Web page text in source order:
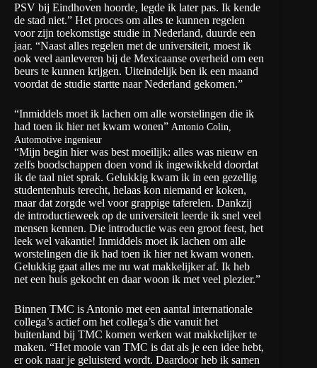
PSV bij Eindhoven hoorde, legde ik later pas. Ik kende
de stad niet.” Het proces om alles te kunnen regelen
voor zijn toekomstige studie in Nederland, duurde een
jaar. “Naast alles regelen met de universiteit, moest ik
ook veel aanleveren bij de Mexicaanse overheid om een
beurs te kunnen krijgen. Uiteindelijk ben ik een maand
voordat de studie startte naar Nederland gekomen.”
“Inmiddels moet ik lachen om alle worstelingen die ik
had toen ik hier net kwam wonen” Antonio Colin,
Automotive ingenieur
“Mijn begin hier was best moeilijk: alles was nieuw en
zelfs boodschappen doen vond ik ingewikkeld doordat
ik de taal niet sprak. Gelukkig kwam ik in een gezellig
studentenhuis terecht, helaas kon niemand er koken,
maar dat zorgde wel voor grappige taferelen. Dankzij
de introductieweek op de universiteit leerde ik snel veel
mensen kennen. Die introductie was een groot feest, het
leek wel vakantie! Inmiddels moet ik lachen om alle
worstelingen die ik had toen ik hier net kwam wonen.
Gelukkig gaat alles me nu wat makkelijker af. Ik heb
net een huis gekocht en daar woon ik met veel plezier.”
Binnen TMC is Antonio met een aantal internationale
collega’s actief om het collega’s die vanuit het
buitenland bij TMC komen werken wat makkelijker te
maken. “Het mooie van TMC is dat als je een idee hebt,
er ook naar je geluisterd wordt. Daardoor heb ik samen